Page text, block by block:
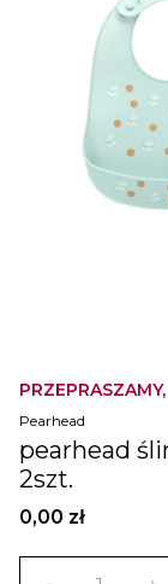
Pearhead
pearhead
2szt.
0,00 zł